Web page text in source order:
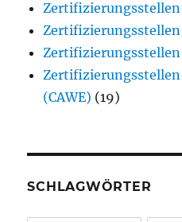
(CAWE) (19)
SCHLAGWÖRTER